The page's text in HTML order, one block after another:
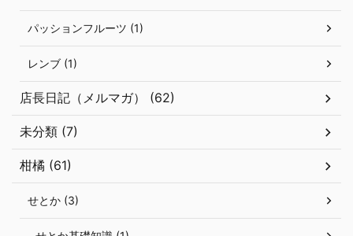
パッションフルーツ (1)
レンブ (1)
店長日記（メルマガ） (62)
未分類 (7)
柑橘 (61)
せとか (3)